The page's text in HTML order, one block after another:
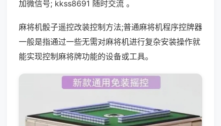
加微信号; kkss8691 随时交流 。
麻将机骰子遥控改装控制方法;普通麻将机程序控牌器
一般是指通过一些无需对麻将机进行复杂安装操作就
能实现控制麻将牌功能的设备或工具。